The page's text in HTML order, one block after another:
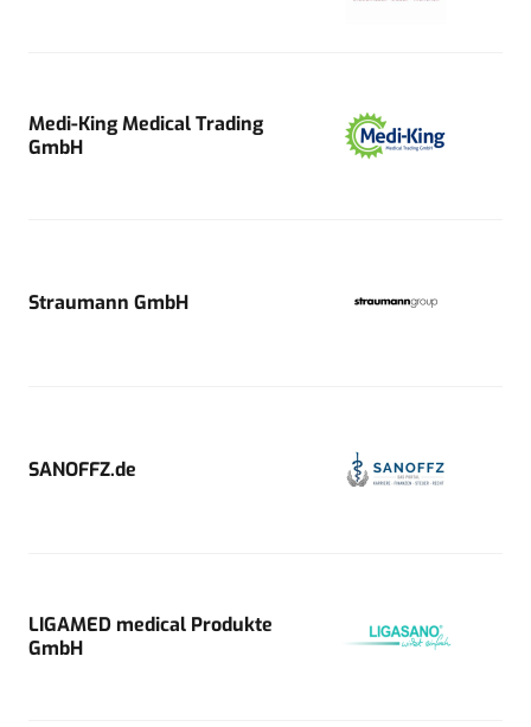
Medi-King Medical Trading
GmbH
Straumann GmbH
SANOFFZ.de
LIGAMED medical Produkte
GmbH